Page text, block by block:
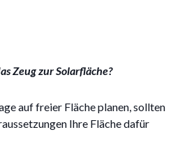
Zeug zur Solarfläche?
auf freier Fläche planen, sollten
Ihre Fläche dafür